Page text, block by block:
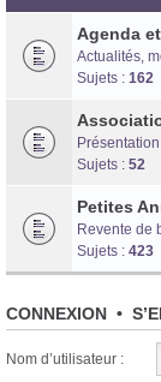
Agenda
Actualités,
Sujets : 162
Sujets : 52
Petites
Revente de
Sujets : 423
CONNEXION •
Nom d’utilisateur :